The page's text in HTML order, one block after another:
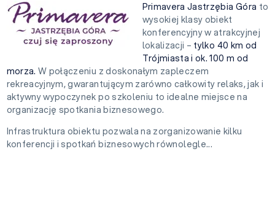
Primavera Jastrzębia Góra to
wysokiej klasy obiekt
konferencyjny w atrakcyjnej
lokalizacji – tylko 40 km od
Trójmiasta i ok. 100 m od
morza. W połączeniu z doskonałym zapleczem
rekreacyjnym, gwarantującym zarówno całkowity relaks, jak i
aktywny wypoczynek po szkoleniu to idealne miejsce na
organizację spotkania biznesowego.
Infrastruktura obiektu pozwala na zorganizowanie kilku
konferencji i spotkań biznesowych równolegle...